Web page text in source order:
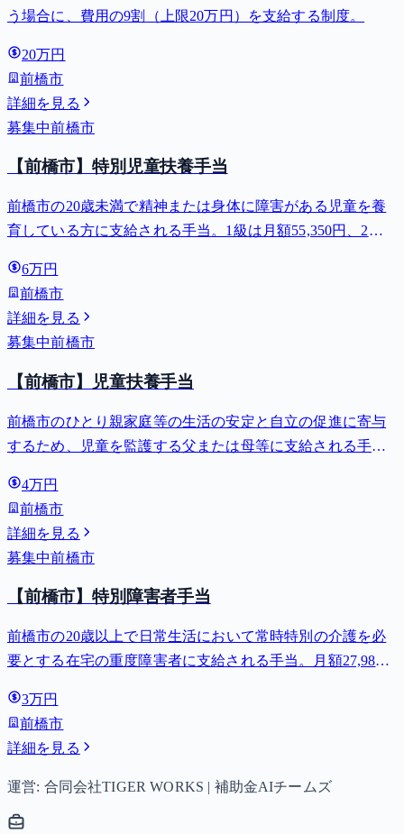
う場合に、費用の9割（上限20万円）を支給する制度。
20万円
前橋市
詳細を見る
募集中前橋市
【前橋市】特別児童扶養手当
前橋市の20歳未満で精神または身体に障害がある児童を養
育している方に支給される手当。1級は月額55,350円、2級
6万円
前橋市
詳細を見る
募集中前橋市
【前橋市】児童扶養手当
前橋市のひとり親家庭等の生活の安定と自立の促進に寄与
するため、児童を監護する父または母等に支給される手
4万円
前橋市
詳細を見る
募集中前橋市
【前橋市】特別障害者手当
前橋市の20歳以上で日常生活において常時特別の介護を必
要とする在宅の重度障害者に支給される手当。月額27,980
3万円
前橋市
詳細を見る
運営: 合同会社TIGER WORKS | 補助金AIチームズ